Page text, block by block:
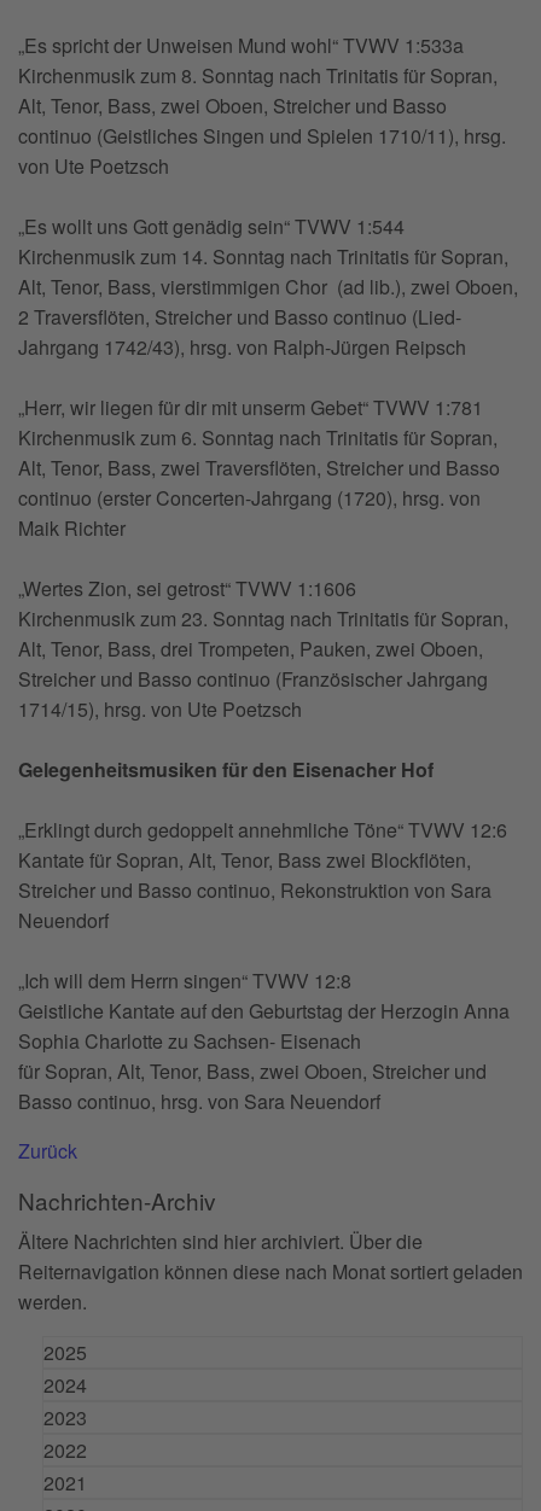
„Es spricht der Unweisen Mund wohl“ TVWV 1:533a
Kirchenmusik zum 8. Sonntag nach Trinitatis für Sopran,
Alt, Tenor, Bass, zwei Oboen, Streicher und Basso
continuo (Geistliches Singen und Spielen 1710/11), hrsg.
von Ute Poetzsch
„Es wollt uns Gott genädig sein“ TVWV 1:544
Kirchenmusik zum 14. Sonntag nach Trinitatis für Sopran,
Alt, Tenor, Bass, vierstimmigen Chor (ad lib.), zwei Oboen,
2 Traversflöten, Streicher und Basso continuo (Lied-
Jahrgang 1742/43), hrsg. von Ralph-Jürgen Reipsch
„Herr, wir liegen für dir mit unserm Gebet“ TVWV 1:781
Kirchenmusik zum 6. Sonntag nach Trinitatis für Sopran,
Alt, Tenor, Bass, zwei Traversflöten, Streicher und Basso
continuo (erster Concerten-Jahrgang (1720), hrsg. von
Maik Richter
„Wertes Zion, sei getrost“ TVWV 1:1606
Kirchenmusik zum 23. Sonntag nach Trinitatis für Sopran,
Alt, Tenor, Bass, drei Trompeten, Pauken, zwei Oboen,
Streicher und Basso continuo (Französischer Jahrgang
1714/15), hrsg. von Ute Poetzsch
Gelegenheitsmusiken für den Eisenacher Hof
„Erklingt durch gedoppelt annehmliche Töne“ TVWV 12:6
Kantate für Sopran, Alt, Tenor, Bass zwei Blockflöten,
Streicher und Basso continuo, Rekonstruktion von Sara
Neuendorf
„Ich will dem Herrn singen“ TVWV 12:8
Geistliche Kantate auf den Geburtstag der Herzogin Anna
Sophia Charlotte zu Sachsen- Eisenach
für Sopran, Alt, Tenor, Bass, zwei Oboen, Streicher und
Basso continuo, hrsg. von Sara Neuendorf
Zurück
Nachrichten-Archiv
Ältere Nachrichten sind hier archiviert. Über die
Reiternavigation können diese nach Monat sortiert geladen
werden.
2025
2024
2023
2022
2021